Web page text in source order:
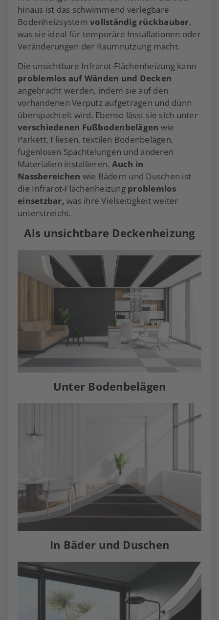
hinaus ist das schwimmend verlegbare
Bodenheizsystem vollständig rückbaubar,
was sie ideal für temporäre Installationen oder
Veränderungen der Raumnutzung macht.
Die unsichtbare Infrarot-Flächenheizung kann
problemlos auf Wänden und Decken
angebracht werden, indem sie auf den
vorhandenen Verputz aufgetragen und dünn
überspachtelt wird. Ebenso lässt sie sich unter
verschiedenen Fußbodenbelägen wie
Parkett, Fliesen, textilen Bodenbelägen,
fugenlosen Spachtelungen und anderen
Materialien installieren. Auch in
Nassbereichen wie Bädern und Duschen ist
die Infrarot-Flächenheizung problemlos
einsetzbar, was ihre Vielseitigkeit weiter
unterstreicht.
Als unsichtbare Deckenheizung
Unter Bodenbelägen
In Bäder und Duschen